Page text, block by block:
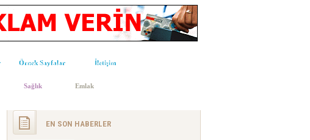
Örnek Sayfalar İletişim
Sağlık Emlak
EN SON HABERLER